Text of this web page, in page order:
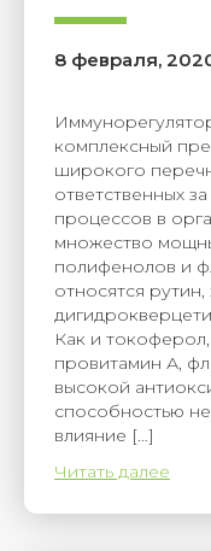
8 февраля,
комплексный
широкого
ответственных
процессов в
множество
полифенолов и
относятся
Как и
провитамин А,
высокой
способностью
влияние […]
Читать далее